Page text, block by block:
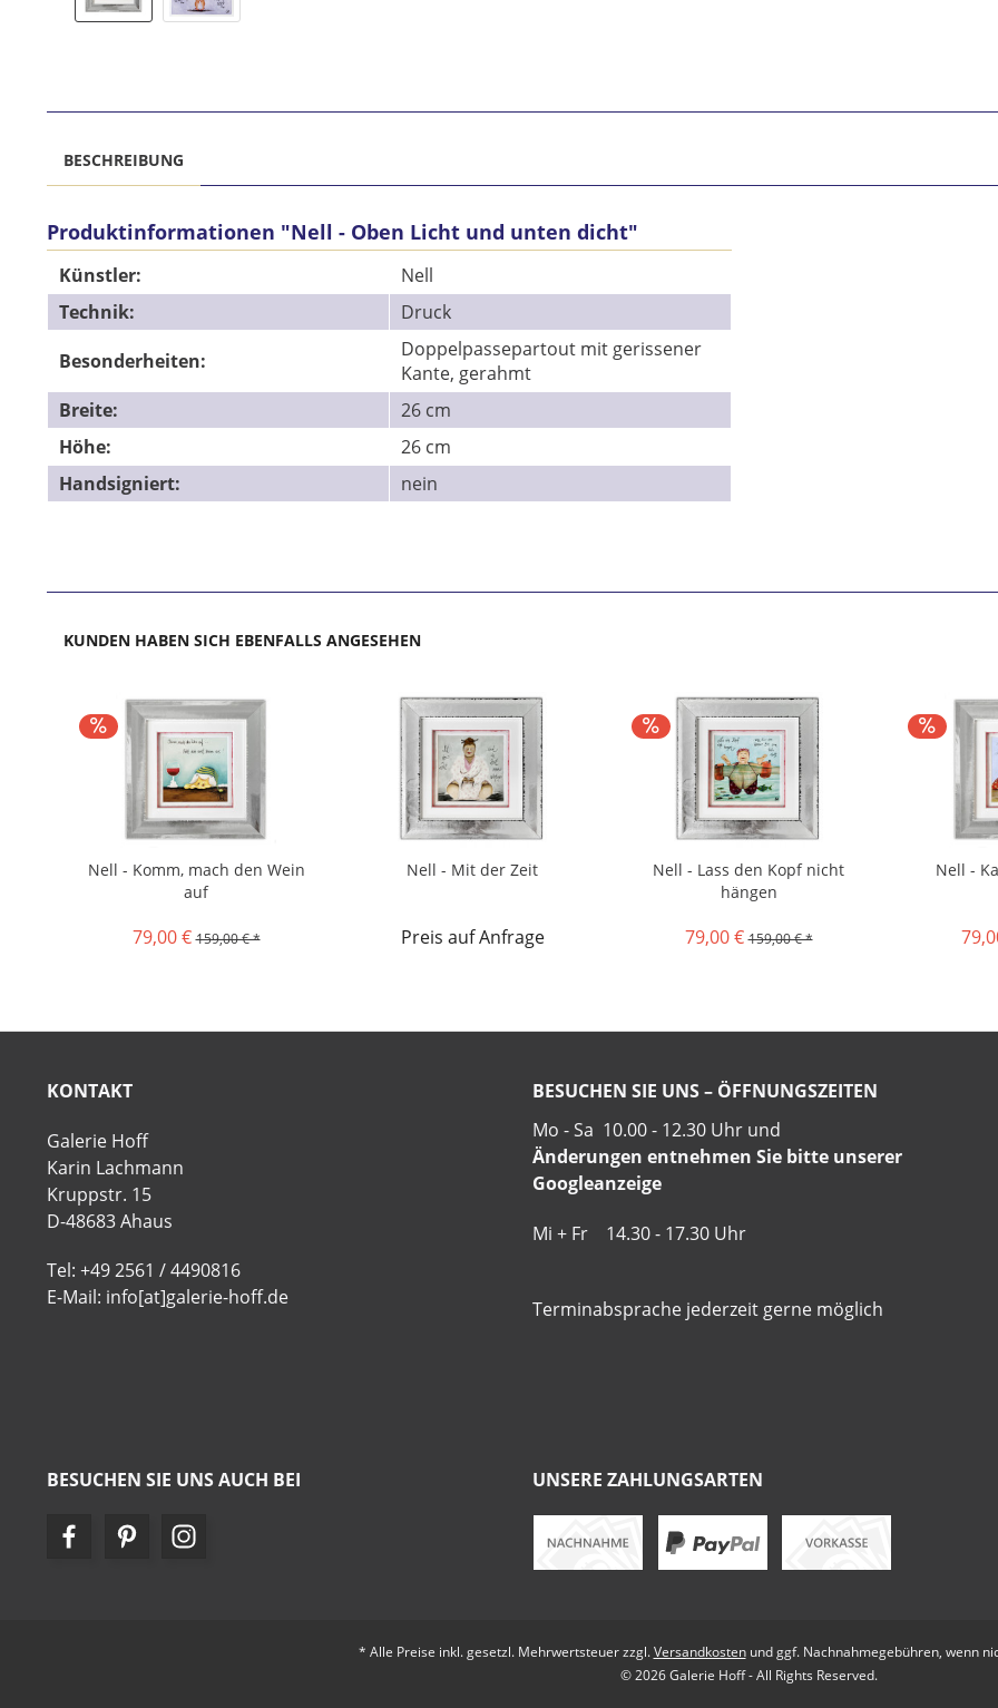
BESCHREIBUNG
Produktinformationen "Nell - Oben Licht und unten dicht"
Künstler:
Nell
Technik:
Druck
Besonderheiten:
Doppelpassepartout mit gerissener
Kante, gerahmt
Breite:
26 cm
Höhe:
26 cm
Handsigniert:
nein
KUNDEN HABEN SICH EBENFALLS ANGESEHEN
Nell - Komm, mach den Wein
auf
79,00 € 159,00 € *
Nell - Mit der Zeit
Preis auf Anfrage
Nell - Lass den Kopf nicht
hängen
79,00 € 159,00 € *
Nell -
KONTAKT
Galerie Hoff
Karin Lachmann
Kruppstr. 15
D-48683 Ahaus
Tel: +49 2561 / 4490816
E-Mail: info[at]galerie-hoff.de
BESUCHEN SIE UNS – ÖFFNUNGSZEITEN
Mo - Sa 10.00 - 12.30 Uhr und
Änderungen entnehmen Sie bitte unserer
Googleanzeige
Mi + Fr 14.30 - 17.30 Uhr
Terminabsprache jederzeit gerne möglich
BESUCHEN SIE UNS AUCH BEI UNSERE ZAHLUNGSARTEN
* Alle Preise inkl. gesetzl. Mehrwertsteuer zzgl.Versandkostenund ggf. Nachnahmegebühren, wenn
© 2026 Galerie Hoff - All Rights Reserved.